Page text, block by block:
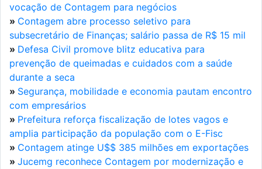
vocação de Contagem para negócios
» Contagem abre processo seletivo para
subsecretário de Finanças; salário passa de R$ 15 mil
» Defesa Civil promove blitz educativa para
prevenção de queimadas e cuidados com a saúde
durante a seca
» Segurança, mobilidade e economia pautam encontro
com empresários
» Prefeitura reforça fiscalização de lotes vagos e
amplia participação da população com o E-Fisc
» Contagem atinge U$$ 385 milhões em exportações
» Jucemg reconhece Contagem por modernização e